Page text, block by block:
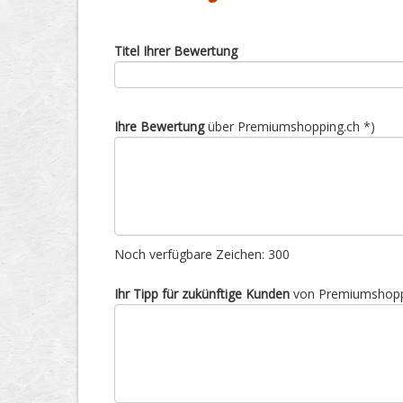
Titel Ihrer Bewertung
Ihre Bewertungüber Premiumshopping.ch *)
Noch verfügbare Zeichen: 300
Ihr Tipp für zukünftige Kunden von